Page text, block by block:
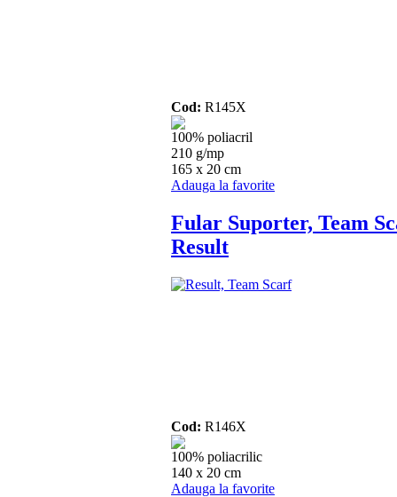
Cod: R145X
100% poliacril
210 g/mp
165 x 20 cm
Adauga la favorite
Fular Suporter, Team
Result
Cod: R146X
100% poliacrilic
140 x 20 cm
Adauga la favorite